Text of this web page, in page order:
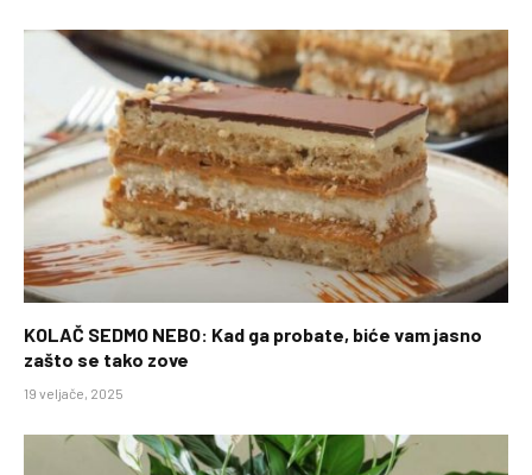
KOLAČ SEDMO NEBO: Kad ga probate, biće vam jasno
zašto se tako zove
19 veljače, 2025